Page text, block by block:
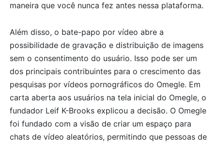
maneira que você nunca fez antes nessa plataforma.
Além disso, o bate-papo por vídeo abre a
possibilidade de gravação e distribuição de imagens
sem o consentimento do usuário. Isso pode ser um
dos principais contribuintes para o crescimento das
pesquisas por vídeos pornográficos do Omegle. Em
carta aberta aos usuários na tela inicial do Omegle, o
fundador Leif K-Brooks explicou a decisão. O Omegle
foi fundado com a visão de criar um espaço para
chats de vídeo aleatórios, permitindo que pessoas de